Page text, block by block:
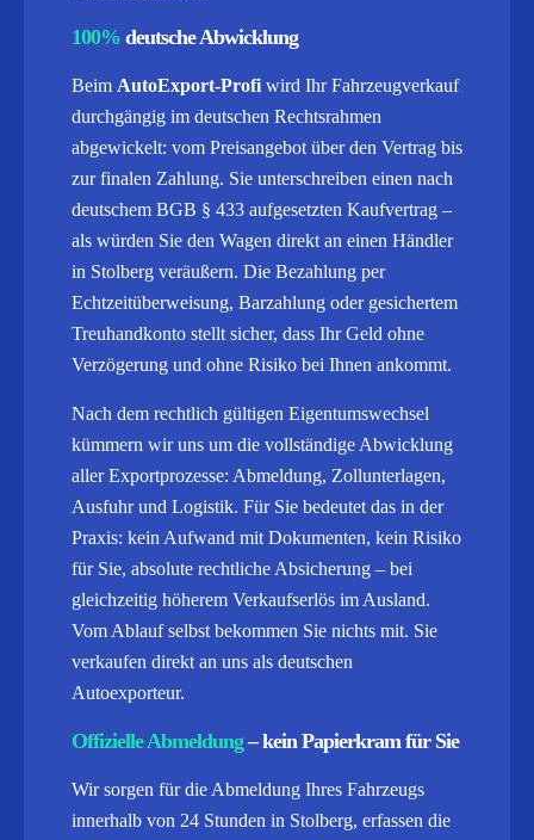
100% deutsche Abwicklung
Beim AutoExport-Profi wird Ihr Fahrzeugverkauf
durchgängig im deutschen Rechtsrahmen
abgewickelt: vom Preisangebot über den Vertrag bis
zur finalen Zahlung. Sie unterschreiben einen nach
deutschem BGB § 433 aufgesetzten Kaufvertrag –
als würden Sie den Wagen direkt an einen Händler
in Stolberg veräußern. Die Bezahlung per
Echtzeitüberweisung, Barzahlung oder gesichertem
Treuhandkonto stellt sicher, dass Ihr Geld ohne
Verzögerung und ohne Risiko bei Ihnen ankommt.
Nach dem rechtlich gültigen Eigentumswechsel
kümmern wir uns um die vollständige Abwicklung
aller Exportprozesse: Abmeldung, Zollunterlagen,
Ausfuhr und Logistik. Für Sie bedeutet das in der
Praxis: kein Aufwand mit Dokumenten, kein Risiko
für Sie, absolute rechtliche Absicherung – bei
gleichzeitig höherem Verkaufserlös im Ausland.
Vom Ablauf selbst bekommen Sie nichts mit. Sie
verkaufen direkt an uns als deutschen
Autoexporteur.
Offizielle Abmeldung– kein Papierkram für Sie
Wir sorgen für die Abmeldung Ihres Fahrzeugs
innerhalb von 24 Stunden in Stolberg, erfassen die